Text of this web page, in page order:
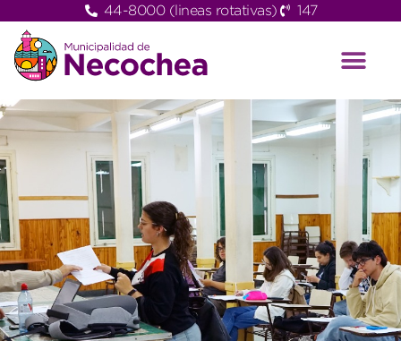
44-8000 (lineas rotativas) 147